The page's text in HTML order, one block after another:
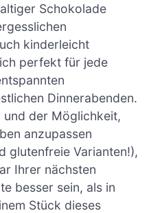
Schokolade
kinderleicht
perfekt für jede
Dinnerabenden.
und der Möglichkeit,
anzupassen
glutenfreie Varianten!),
Ihrer nächsten
besser sein, als in
Stück dieses